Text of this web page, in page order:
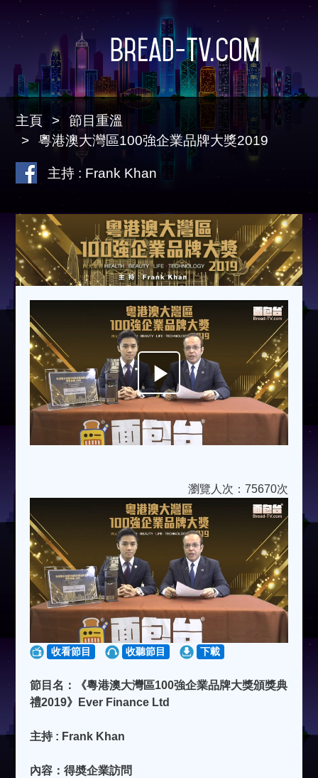
Bread-TV.com
主頁
節目重溫
粵港澳大灣區100強企業品牌大獎2019
主持 : Frank Khan
Play
Video
瀏覽人次：75670次
收看節目 收聽節目 下載
節目名：《粵港澳大灣區100強企業品牌大獎頒獎典
禮2019》Ever Finance Ltd
主持 : Frank Khan
內容：得奬企業訪問